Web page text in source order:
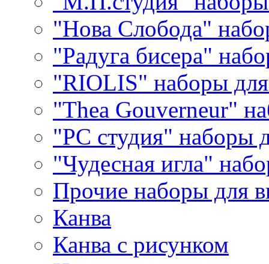
"Нова Слобода"
"Радуга бисера"
"RIOLIS" наборы
"Thea Gouverneur"
"РС студия" наборы
"Чудесная игла"
Прочие наборы для
Канва
Канва с рисунком